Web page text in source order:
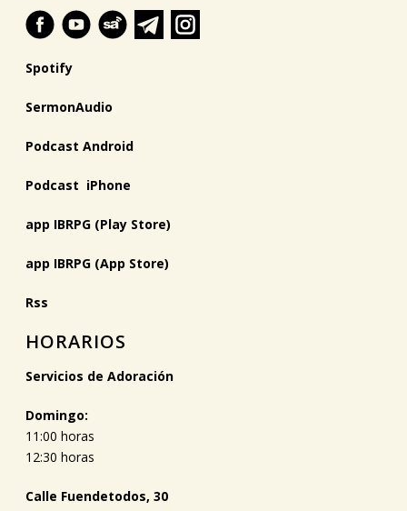
Spotify
SermonAudio
Podcast Android
Podcast iPhone
app IBRPG (Play Store)
app IBRPG (App Store)
Rss
HORARIOS
Servicios de Adoración
Domingo:
11:00 horas
12:30 horas
Calle Fuendetodos, 30